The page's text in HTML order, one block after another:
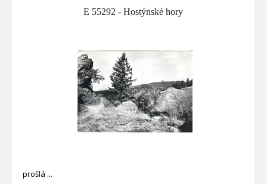
E 55292 - Hostýnské hory
prošlá